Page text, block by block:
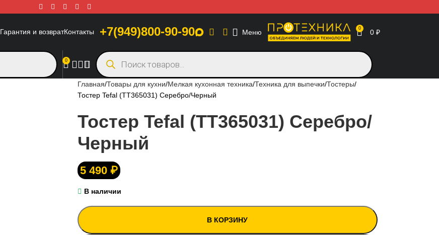
Гарантия и возвратКонтакты +7(949)800-90-90 Меню 0 0 ₽
0
Главная Товары для кухни Мелкая кухонная техника Техника для выпечки Тостеры
Тостер Tefal (TT365031) Серебро/Черный
Тостер Tefal (TT365031) Серебро/
Черный
5 490 ₽
В наличии
В КОРЗИНУ